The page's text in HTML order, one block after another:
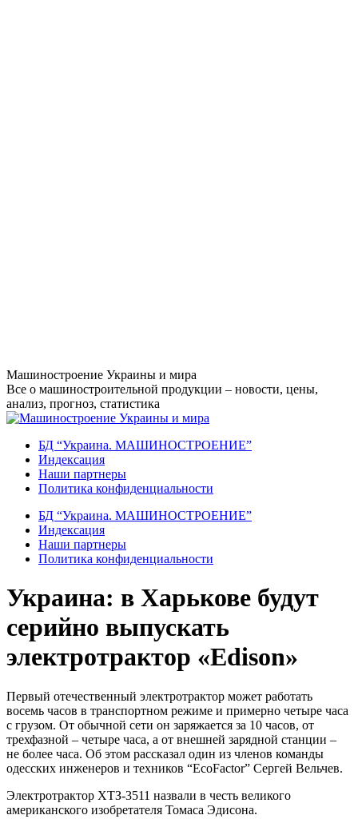
Перейти
к
содержанию
Машиностроение Украины и мира
Все о машиностроительной продукции – новости, цены,
анализ, прогноз, статистика
БД “Украина. МАШИНОСТРОЕНИЕ”
Индекcация
Наши партнеры
Политика конфиденциальности
БД “Украина. МАШИНОСТРОЕНИЕ”
Индекcация
Наши партнеры
Политика конфиденциальности
Украина: в Харькове будут
серийно выпускать
электротрактор «Edison»
Первый отечественный электротрактор может работать
восемь часов в транспортном режиме и примерно четыре часа
с грузом. От обычной сети он заряжается за 10 часов, от
трехфазной – четыре часа, а от внешней зарядной станции –
не более часа. Об этом рассказал один из членов команды
одесских инженеров и техников “EcoFactor” Сергей Вельчев.
Электротрактор ХТЗ-3511 назвали в честь великого
американского изобретателя Томаса Эдисона.